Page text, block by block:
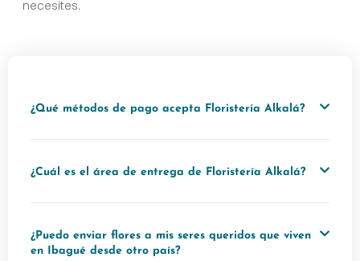
necesites.
¿Qué métodos de pago acepta Floristería Alkalá?
¿Cuál es el área de entrega de Floristería Alkalá?
¿Puedo enviar flores a mis seres queridos que viven
en Ibagué desde otro país?